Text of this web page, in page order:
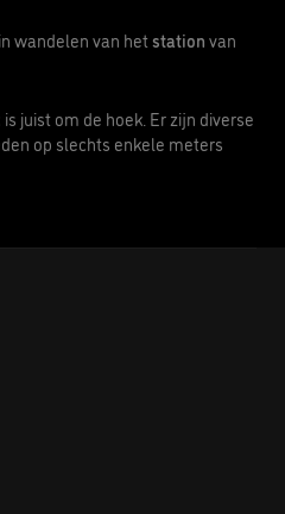
wandelen van hetstationvan
is juist om de hoek. Er zijn diverse
op slechts enkele meters